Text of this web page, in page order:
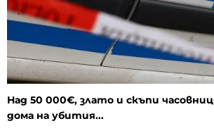
Над 50 000€, злато и скъпи
дома на убития...